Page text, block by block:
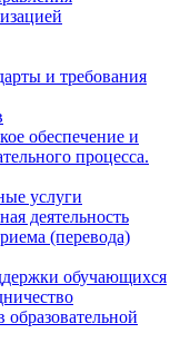
и требования
обеспечение и
процесса.
услуги
деятельность
(перевода)
обучающихся